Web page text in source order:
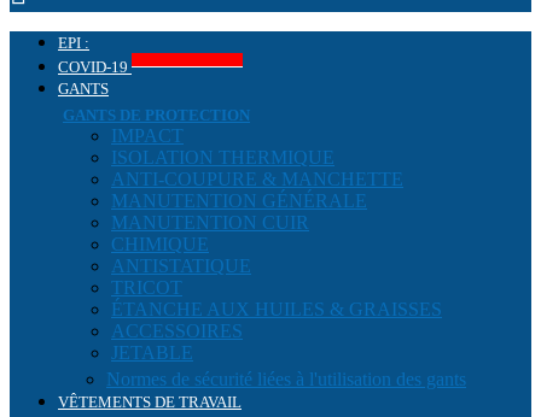
EPI :
COVID-19
GANTS
GANTS DE PROTECTION
IMPACT
ISOLATION THERMIQUE
ANTI-COUPURE & MANCHETTE
MANUTENTION GÉNÉRALE
MANUTENTION CUIR
CHIMIQUE
ANTISTATIQUE
TRICOT
ÉTANCHE AUX HUILES & GRAISSES
ACCESSOIRES
JETABLE
Normes de sécurité liées à l'utilisation des gants
VÊTEMENTS DE TRAVAIL